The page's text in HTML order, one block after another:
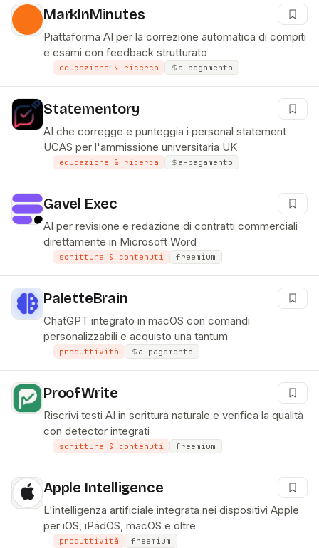
MarkInMinutes
Piattaforma AI per la correzione automatica di compiti
e esami con feedback strutturato
educazione & ricerca a-pagamento
Statementory
AI che corregge e punteggia i personal statement
UCAS per l'ammissione universitaria UK
educazione & ricerca a-pagamento
Gavel Exec
AI per revisione e redazione di contratti commerciali
direttamente in Microsoft Word
scrittura & contenuti freemium
PaletteBrain
ChatGPT integrato in macOS con comandi
personalizzabili e acquisto una tantum
produttività a-pagamento
ProofWrite
Riscrivi testi AI in scrittura naturale e verifica la qualità
con detector integrati
scrittura & contenuti freemium
Apple Intelligence
L'intelligenza artificiale integrata nei dispositivi Apple
per iOS, iPadOS, macOS e oltre
produttività freemium